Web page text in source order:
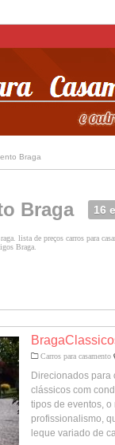
Braga
Braga 16
lista de preços carros para
Braga.
Carros para casamento
Direcionados para
clássicos com
tipos de eventos,
profissionalismo,
leque variado de